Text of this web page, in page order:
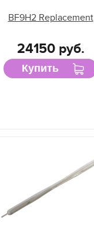
BF9H2 Replacement
24150 руб.
Купить